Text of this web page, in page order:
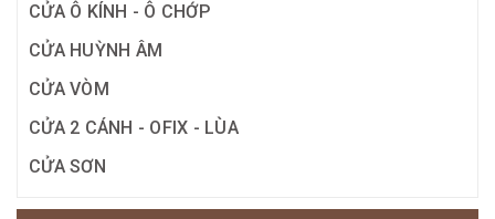
CỬA Ô KÍNH - Ô CHỚP
CỬA HUỲNH ÂM
CỬA VÒM
CỬA 2 CÁNH - OFIX - LÙA
CỬA SƠN